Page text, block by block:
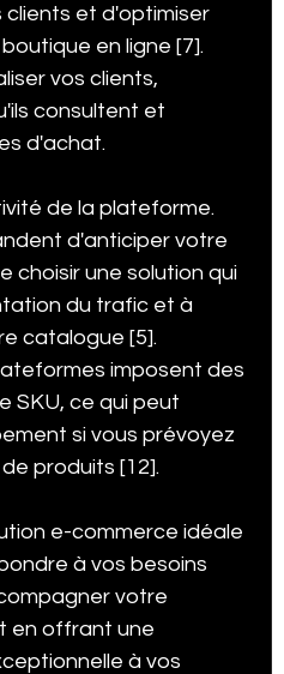
et d'optimiser
en ligne [7].
vos clients,
consultent et
d'achat.
de la plateforme.
d'anticiper votre
choisir une solution qui
du trafic et à
catalogue [5].
imposent des
SKU, ce qui peut
si vous prévoyez
produits [12].
e-commerce idéale
à vos besoins
votre
en offrant une
à vos